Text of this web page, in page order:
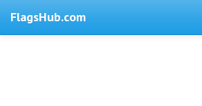
FlagsHub.com